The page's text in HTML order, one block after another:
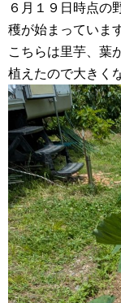
６月１９日時点の
穫が始まっていま
こちらは里芋、葉
植えたので大きく